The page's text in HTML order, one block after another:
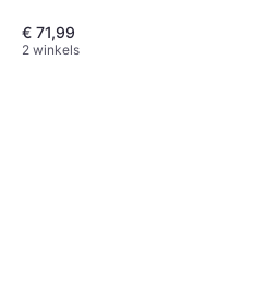
€ 71,99
2 winkels